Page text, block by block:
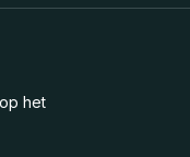
het